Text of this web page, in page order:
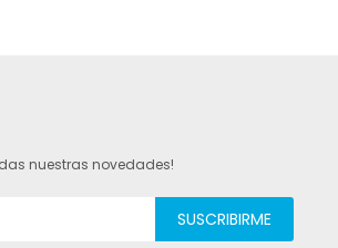
nuestras novedades!
SUSCRIBIRME